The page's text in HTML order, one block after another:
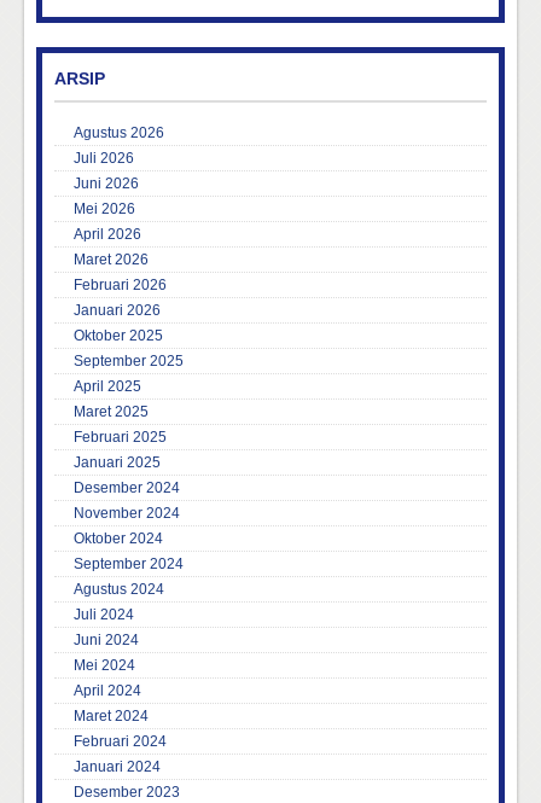
ARSIP
Agustus 2026
Juli 2026
Juni 2026
Mei 2026
April 2026
Maret 2026
Februari 2026
Januari 2026
Oktober 2025
September 2025
April 2025
Maret 2025
Februari 2025
Januari 2025
Desember 2024
November 2024
Oktober 2024
September 2024
Agustus 2024
Juli 2024
Juni 2024
Mei 2024
April 2024
Maret 2024
Februari 2024
Januari 2024
Desember 2023